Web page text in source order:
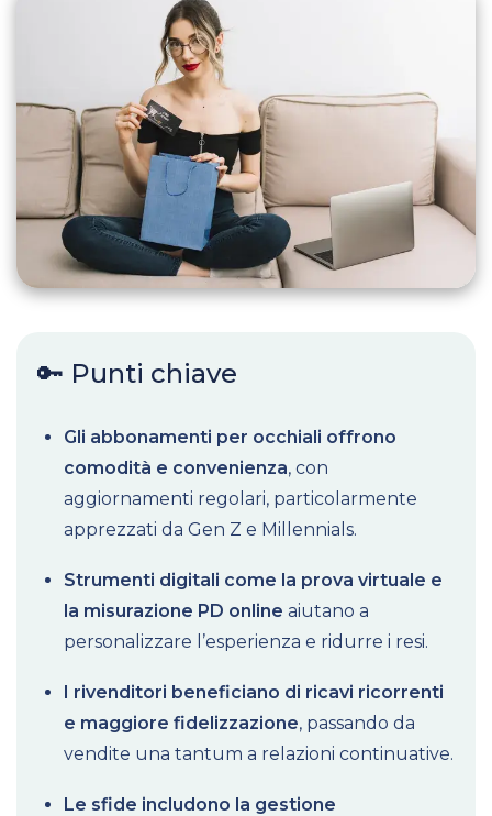
🔑 Punti chiave
Gli abbonamenti per occhiali offrono
comodità e convenienza, con
aggiornamenti regolari, particolarmente
apprezzati da Gen Z e Millennials.
Strumenti digitali come la prova virtuale e
la misurazione PD online aiutano a
personalizzare l’esperienza e ridurre i resi.
I rivenditori beneficiano di ricavi ricorrenti
e maggiore fidelizzazione, passando da
vendite una tantum a relazioni continuative.
Le sfide includono la gestione